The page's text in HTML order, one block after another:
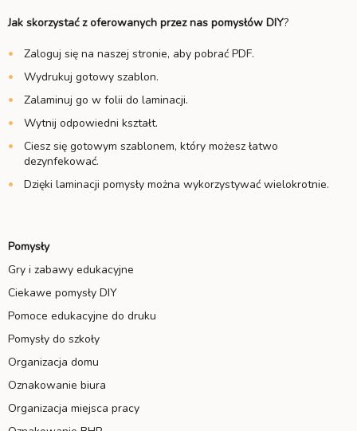
Jak skorzystać z oferowanych przez nas pomysłów DIY?
Zaloguj się na naszej stronie, aby pobrać PDF.
Wydrukuj gotowy szablon.
Zalaminuj go w folii do laminacji.
Wytnij odpowiedni kształt.
Ciesz się gotowym szablonem, który możesz łatwo
dezynfekować.
Dzięki laminacji pomysły można wykorzystywać wielokrotnie.
Pomysły
Gry i zabawy edukacyjne
Ciekawe pomysły DIY
Pomoce edukacyjne do druku
Pomysły do szkoły
Organizacja domu
Oznakowanie biura
Organizacja miejsca pracy